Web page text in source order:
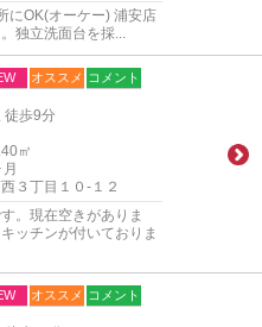
にOK(オーケー) 浦安店
独立洗面台を採...
オススメ コメント
徒歩9分
㎡
３丁目１０-１２
。現在空きがありま
ッチンが付いておりま
オススメ コメント